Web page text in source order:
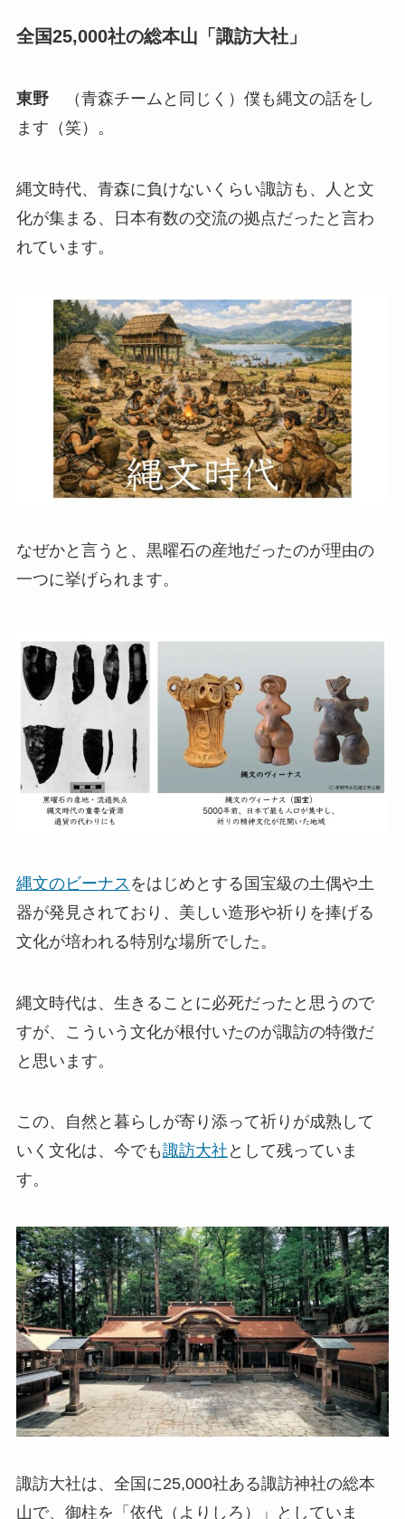
全国25,000社の総本山「諏訪大社」
東野
（青森チームと同じく）僕も縄文の話をし
ます（笑）。
縄文時代、青森に負けないくらい諏訪も、人と文
化が集まる、日本有数の交流の拠点だったと言わ
れています。
なぜかと言うと、黒曜石の産地だったのが理由の
一つに挙げられます。
縄文のビーナス をはじめとする国宝級の土偶や土
器が発見されており、美しい造形や祈りを捧げる
文化が培われる特別な場所でした。
縄文時代は、生きることに必死だったと思うので
すが、こういう文化が根付いたのが諏訪の特徴だ
と思います。
この、自然と暮らしが寄り添って祈りが成熟して
いく文化は、今でも諏訪大社 として残っていま
す。
諏訪大社は、全国に25,000社ある諏訪神社の総本
山で、御柱を「依代（よりしろ）」としていま